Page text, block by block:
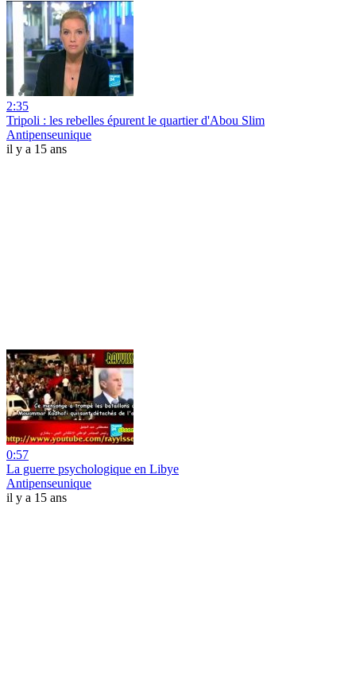
2:35
Tripoli : les rebelles épurent le quartier d'Abou Slim
Antipenseunique
il y a 15 ans
0:57
La guerre psychologique en Libye
Antipenseunique
il y a 15 ans